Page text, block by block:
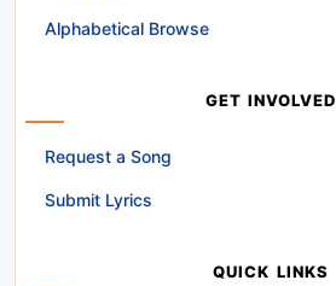
Alphabetical Browse
GET INVOLVED
Request a Song
Submit Lyrics
QUICK LINKS